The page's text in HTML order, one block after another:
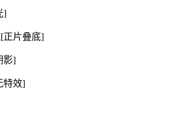
]
[正片叠底]
影]
特效]